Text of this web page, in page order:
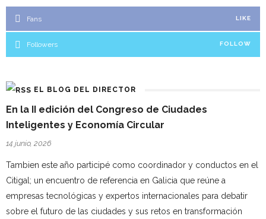
Fans LIKE
Followers FOLLOW
EL BLOG DEL DIRECTOR
En la II edición del Congreso de Ciudades
Inteligentes y Economía Circular
14 junio, 2026
Tambien este año participé como coordinador y conductos en el
Citigal; un encuentro de referencia en Galicia que reúne a
empresas tecnológicas y expertos internacionales para debatir
sobre el futuro de las ciudades y sus retos en transformación